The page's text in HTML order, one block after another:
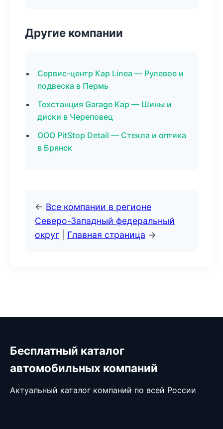
Другие компании
Сервис-центр Кар Linea — Рулевое и
подвеска в Пермь
Техстанция Garage Кар — Шины и
диски в Череповец
ООО PitStop Detail — Стекла и оптика
в Брянск
← Все компании в регионе
Северо-Западный федеральный
округ
Главная страница →
Бесплатный каталог
автомобильных компаний
Актуальный каталог компаний по всей России